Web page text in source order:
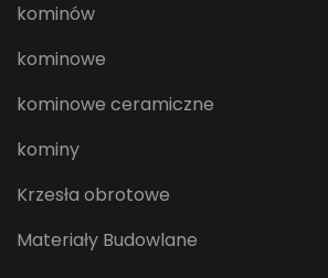
kominów
kominowe
kominowe ceramiczne
kominy
Krzesła obrotowe
Materiały Budowlane